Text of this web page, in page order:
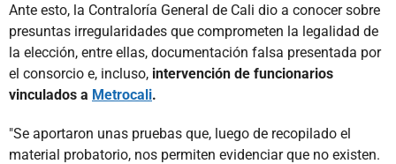
Ante esto, la Contraloría General de Cali dio a conocer sobre
presuntas irregularidades que comprometen la legalidad de
la elección, entre ellas, documentación falsa presentada por
el consorcio e, incluso, intervención de funcionarios
vinculados a Metrocali.
"Se aportaron unas pruebas que, luego de recopilado el
material probatorio, nos permiten evidenciar que no existen.